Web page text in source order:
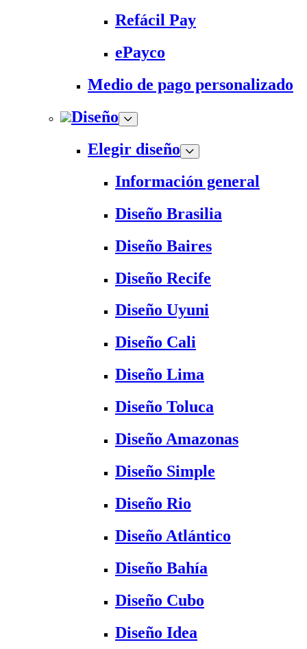
Refácil Pay
ePayco
Medio de pago personalizado
Diseño
Elegir diseño
Información general
Diseño Brasilia
Diseño Baires
Diseño Recife
Diseño Uyuni
Diseño Cali
Diseño Lima
Diseño Toluca
Diseño Amazonas
Diseño Simple
Diseño Rio
Diseño Atlántico
Diseño Bahía
Diseño Cubo
Diseño Idea